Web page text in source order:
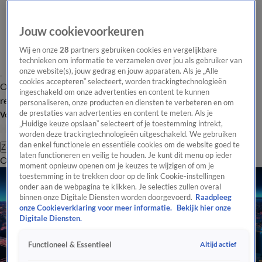
Overzicht Laatste nieuws Regionieuws Het beste van Hart
Tip de
redactie
Volg Hart van Nederland
Zoeken
OverzichtRegioUitzendingenWeerTip de redactiePanelVideo's
Jouw cookievoorkeuren
Wij en onze28 partners gebruiken cookies en vergelijkbare
technieken om informatie te verzamelen over jou als gebruiker van
onze website(s), jouw gedrag en jouw apparaten. Als je „Alle
cookies accepteren” selecteert, worden trackingtechnologieën
ingeschakeld om onze advertenties en content te kunnen
personaliseren, onze producten en diensten te verbeteren en om
de prestaties van advertenties en content te meten. Als je
„Huidige keuze opslaan” selecteert of je toestemming intrekt,
worden deze trackingtechnologieën uitgeschakeld. We gebruiken
dan enkel functionele en essentiële cookies om de website goed te
laten functioneren en veilig te houden. Je kunt dit menu op ieder
moment opnieuw openen om je keuzes te wijzigen of om je
toestemming in te trekken door op de link Cookie-instellingen
onder aan de webpagina te klikken. Je selecties zullen overal
binnen onze Digitale Diensten worden doorgevoerd. Raadpleeg
onze Cookieverklaring voor meer informatie.
Bekijk hier onze
Digitale Diensten.
Functioneel & Essentieel Altijd actief